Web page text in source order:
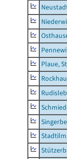
Plaue,